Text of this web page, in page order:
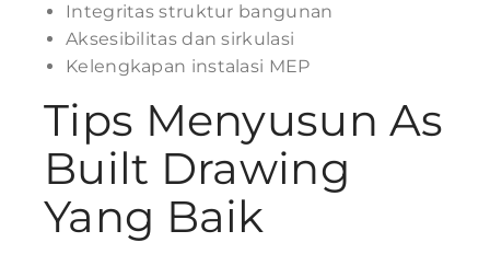
Integritas struktur bangunan
Aksesibilitas dan sirkulasi
Kelengkapan instalasi MEP
Tips Menyusun As
Built Drawing
Yang Baik